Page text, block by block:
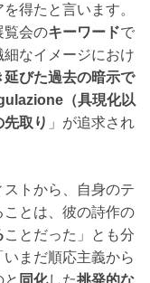
得たと言います。
覧会のキーワードで
なイメージにおけ
びた過去の暗示で
（具現化以
取り 」が追求され
トから、自身のテ
とは、彼の詩作の
ことだった」とも分
いまだ順応主義から
同化した挑発的な